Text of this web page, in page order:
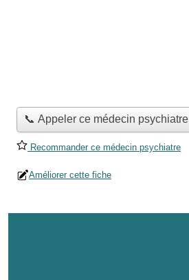
📞 Appeler ce médecin psychiatre
Recommander ce médecin psychiatre
Améliorer cette fiche